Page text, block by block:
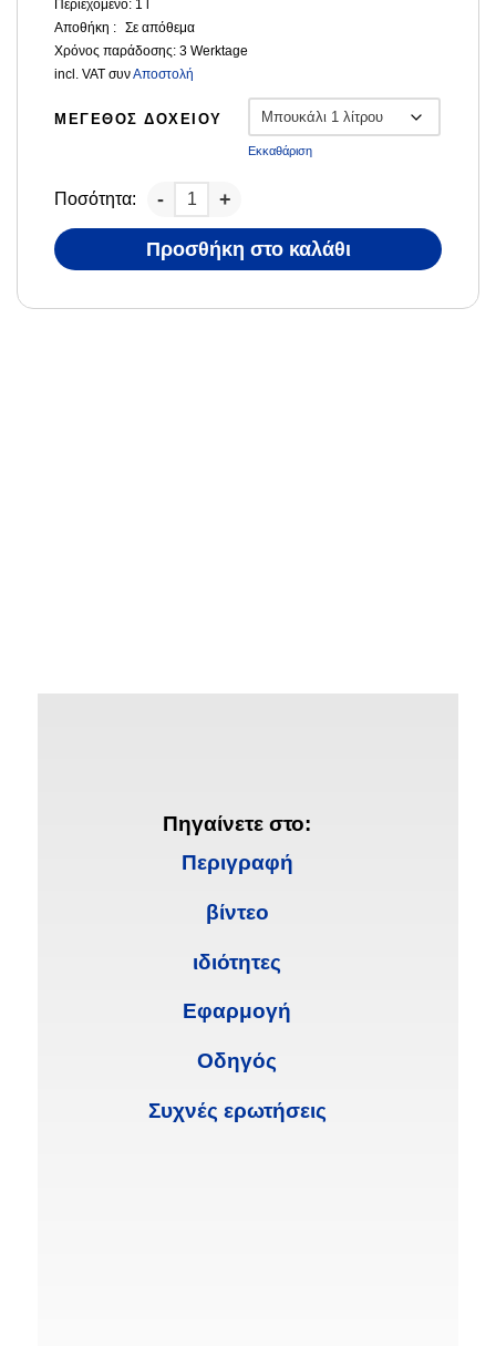
Περιεχόμενο: 1
Αποθήκη :
Σε απόθεμα
Χρόνος παράδοσης:3 Werktage
incl. VAT συνΑποστολή
ΜΈΓΕΘΟΣ ΔΟΧΕΊΟΥ
Εκκαθάριση
Ποσότητα:
Προσθήκη στο καλάθι
Πηγαίνετε στο:
Περιγραφή
βίντεο
ιδιότητες
Εφαρμογή
Οδηγός
Συχνές ερωτήσεις